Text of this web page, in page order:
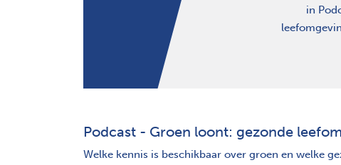
in
Podcast - Groen loont: gezonde
Welke kennis is beschikbaar over groen en welke